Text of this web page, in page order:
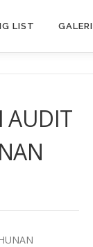
LIST GALERI
AUDIT